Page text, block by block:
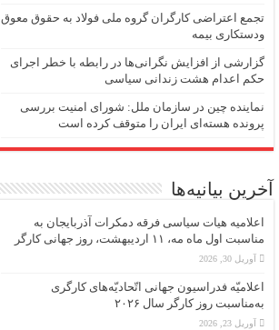
تجمع اعتراضی کارگران گروه ملی فولاد به حقوق معوق
ودستکاری بیمه
گزارشی از افزایش نگرانی‌ها در رابطە با خطر اجرای
حکم اعدام هشت زندانی سیاسی
نماینده چین در سازمان ملل: شورای امنیت بررسی
پرونده هسته‌ای ایران را متوقف کرده است
آخرین بیانیه‌ها
اعلامیه هیات سیاسی فرقه دمکرات آذربایجان به
مناسبت اول ماه مه، ۱۱ اردیبهشت، روز جهانی کارگر
آوریل 30, 2026
اعلامیّه فدراسیون جهانی اتّحادیّه‌های کارگری
به‌مناسبت روز کارگر سال ۲۰۲۶
آوریل 23, 2026